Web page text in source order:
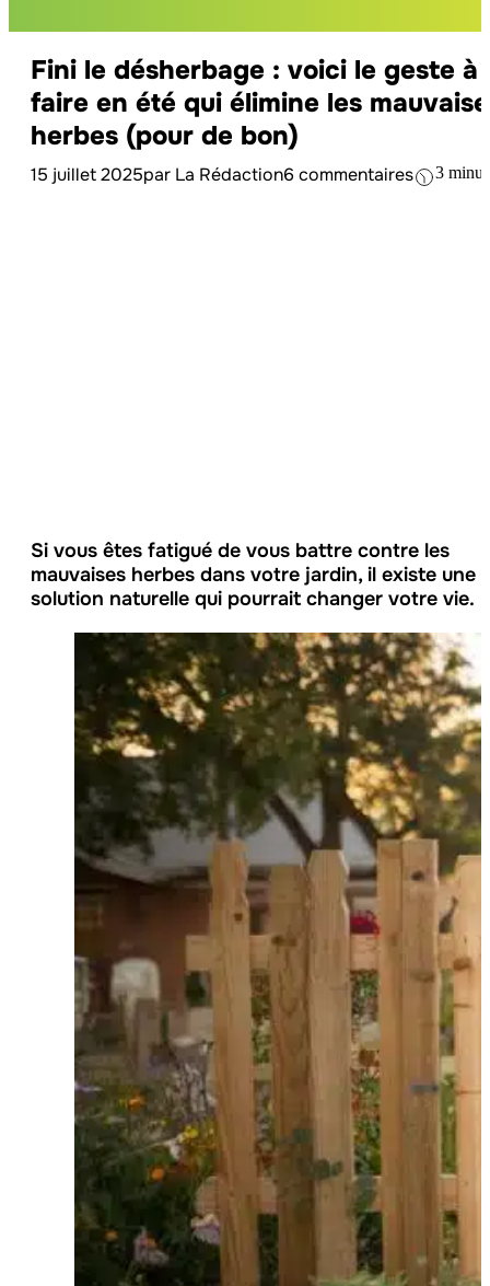
Fini le désherbage : voici le geste à
faire en été qui élimine les
herbes (pour de bon)
15 juillet 2025par La Rédaction6 commentaires 3
Si vous êtes fatigué de vous battre contre les
mauvaises herbes dans votre jardin, il existe une
solution naturelle qui pourrait changer votre vie.